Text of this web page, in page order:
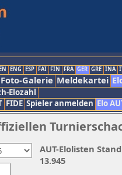
ENG ESP FAI FIN FRA GER GRE INA
Foto-Galerie Meldekartei
Elozahl
FIDE Spieler anmelden Elo
AUT-Elolisten
13.945